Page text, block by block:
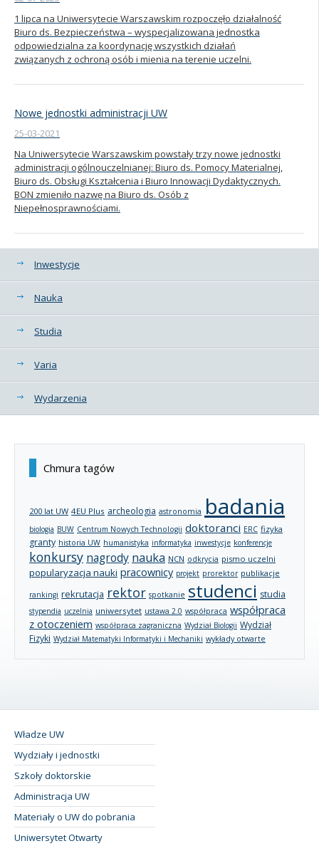
Kandydat
Absolwent
1 lipca na Uniwersytecie Warszawskim rozpoczęło działalność
Biuro ds. Bezpieczeństwa – wyspecjalizowana jednostka
odpowiedzialna za koordynację wszystkich działań
związanych z ochroną osób i mienia na terenie uczelni.
Nowe jednostki administracji UW
25-03-2021
Na Uniwersytecie Warszawskim powstały trzy nowe jednostki
administracji ogólnouczelnianej: Biuro ds. Pomocy Materialnej,
Biuro ds. Obsługi Kształcenia i Biuro Innowacji Dydaktycznych.
BON zmieniło nazwę na Biuro ds. Osób z
Niepełnosprawnościami.
Kategorie
Inwestycje
Nauka
Studia
Varia
Wydarzenia
Chmura tagów
200 lat UW 4EU Plus archeologia astronomia badania
biologia BUW Centrum Nowych Technologii doktoranci ERC fizyka
granty historia UW humanistyka informatyka inwestycje konferencje
konkursy nagrody nauka NCN odkrycia pismo uczelni
popularyzacja nauki pracownicy projekt prorektor publikacje
rankingi rekrutacja rektor spotkanie studenci studia
stypendia uczelnia uniwersytet ustawa 2.0 współpraca współpraca
z otoczeniem współpraca zagraniczna Wydział Biologii Wydział
Fizyki Wydział Matematyki Informatyki i Mechaniki wykłady otwarte
Władze UW
Wydziały i jednostki
Szkoły doktorskie
Administracja UW
Materiały o UW do pobrania
Uniwersytet Otwarty